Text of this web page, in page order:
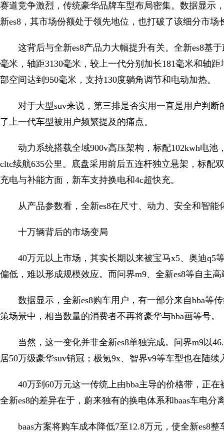
赛道竞争激烈，传统豪华品牌车型布局密集。数据显示
新es8，其市场份额处于领先地位，也打破了该细分市
这背后与全新es8产品力大幅提升有关。全新es8基
毫米，轴距3130毫米，较上一代分别加长181毫米和轴
部空间达到950毫米，支持130度躺角调节和电动加热。
对于大型suv来说，第三排是否实用一直是用户判
了上一代车型被用户频繁提及的痛点。
动力系统搭载全域900v高压架构，标配102kwh电池
cltc续航635公里。底盘采用前后五连杆独立悬架，标配
充电与补能方面，新车支持换电和4c超快充。
从产品参数看，全新es8在尺寸、动力、安全和智
十万辆背后的市场变局
40万元以上市场，其实长期以来被宝马x5、奥迪q5
偏低，难以形成规模效应。而问界m9、全新es8等自主
数据显示，全新es8购车用户，有一部分来自bba等
策场景中，相当数量的消费者不再将豪华与bba画等号。
当然，这一变化并非全新es8单独完成。问界m9以
居50万级豪华suv销冠；极氪9x、智界v9等车型也在陆续
40万到60万元这一传统上由bba主导的价格带，正
全新es8的差异在于，蔚来独有的换电体系和baas车电分
baas方案将购车成本降低7至12.8万元，使全新es8